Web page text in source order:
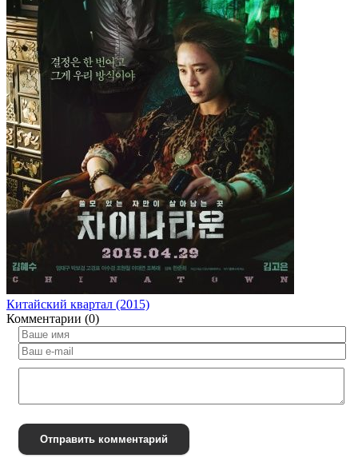
Китайский квартал (2015)
Комментарии (0)
Отправить комментарий